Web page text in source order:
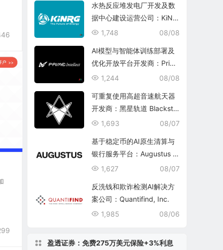
水热反应堆发电厂开发及数
据中心建设运营公司：KiNR
G, Inc.
08/08
1,748
AI模型与智能体训练部署及
优化开放平台开发商：Prim
e Intellect, Inc.
08/08
1,244
可重复使用高超音速航天器
开发商：黑星轨道 Blacksta
r Orbital Corporation
08/07
1,693
基于稳定币的AI原生清算与
银行服务平台：Augustus In
ternational Inc.
08/07
1,627
反洗钱和欺诈检测AI解决方
案公司：Quantifind, Inc.
08/06
1,985
盈透证券：免费275万美元保险+3%利息